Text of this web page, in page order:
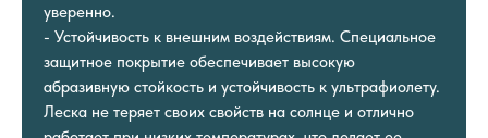
уверенно.
- Устойчивость к внешним воздействиям. Специальное
защитное покрытие обеспечивает высокую
абразивную стойкость и устойчивость к ультрафиолету.
Леска не теряет своих свойств на солнце и отлично